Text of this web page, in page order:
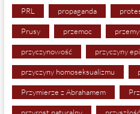
PRL propaganda
Prusy przemoc
przyczynowość przyczyny
przyczyny homoseksualizmu
Przymierze z Abrahamem